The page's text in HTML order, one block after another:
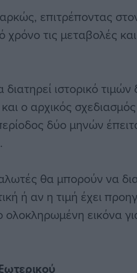
επιτρέποντας
τις μεταβολές και
ιστορικό
ο αρχικός
δύο μηνών
θα μπορούν να
ή αν η τιμή έχει
εικόνα